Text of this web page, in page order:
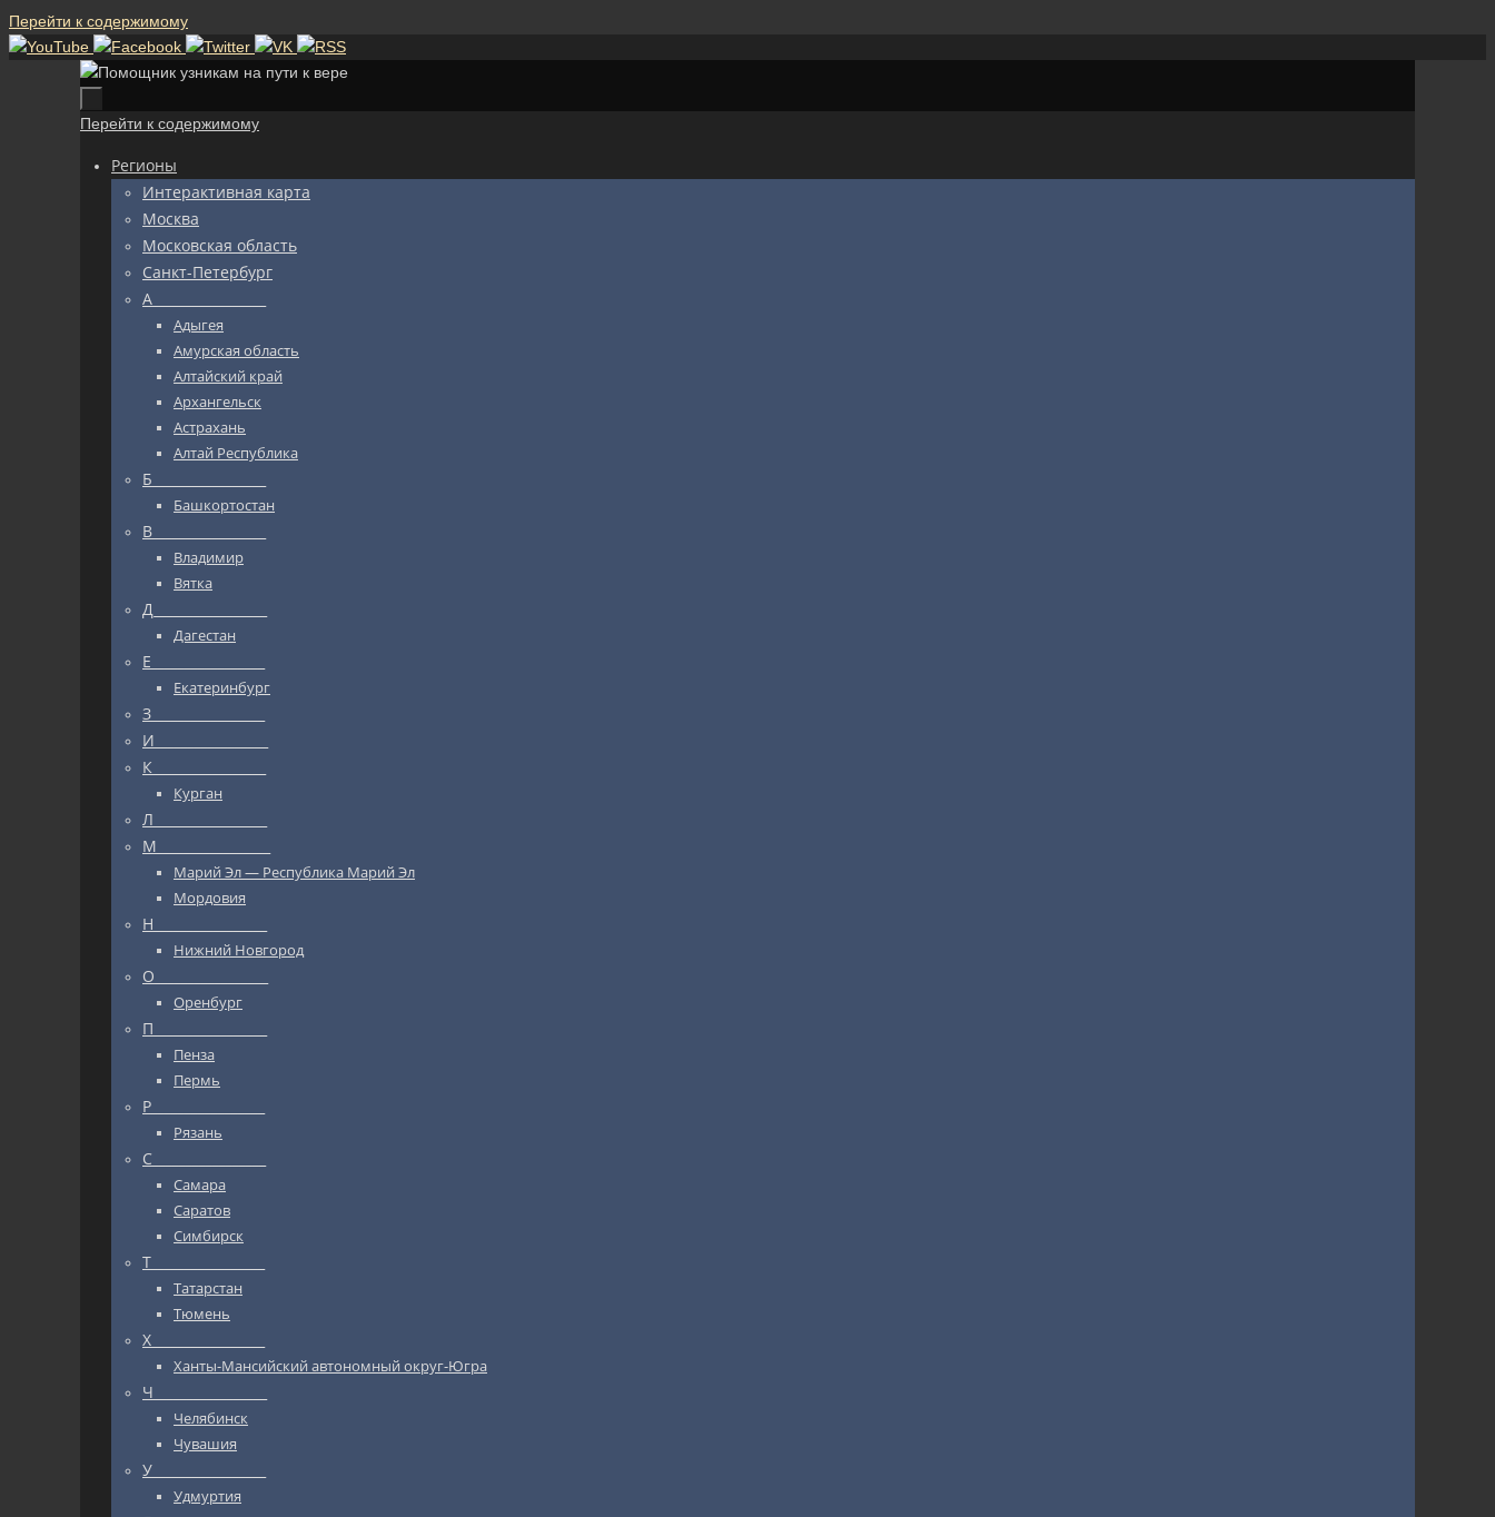
Перейти к содержимому
Перейти к содержимому
Регионы
Интерактивная карта
Москва
Московская область
Санкт-Петербург
А_________________
Адыгея
Амурская область
Алтайский край
Архангельск
Астрахань
Алтай Республика
Б_________________
Башкортостан
В_________________
Владимир
Вятка
Д_________________
Дагестан
Е_________________
Екатеринбург
З_________________
И_________________
К_________________
Курган
Л_________________
М_________________
Марий Эл — Республика Марий Эл
Мордовия
Н_________________
Нижний Новгород
О_________________
Оренбург
П_________________
Пенза
Пермь
Р_________________
Рязань
С_________________
Самара
Саратов
Симбирск
Т_________________
Татарстан
Тюмень
Х_________________
Ханты-Мансийский автономный округ-Югра
Ч_________________
Челябинск
Чувашия
У_________________
Удмуртия